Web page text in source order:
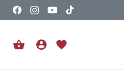
shopping_basket account_circle favorite